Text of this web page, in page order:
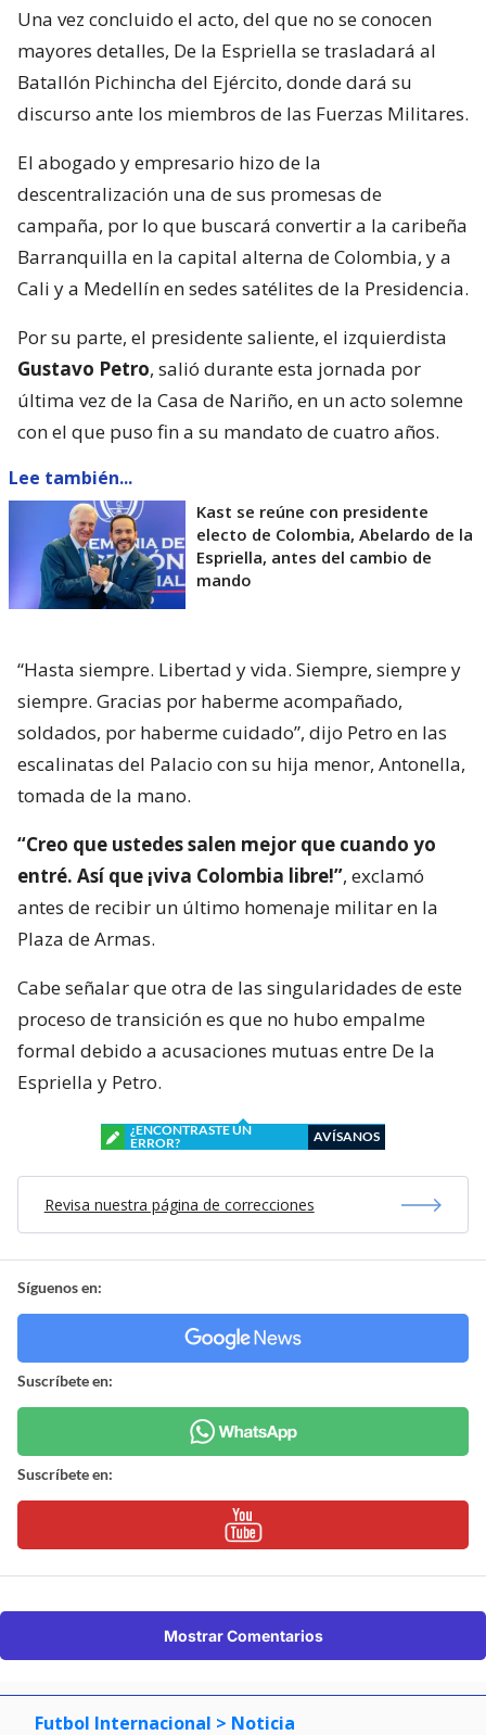
Una vez concluido el acto, del que no se conocen
mayores detalles, De la Espriella se trasladará al
Batallón Pichincha del Ejército, donde dará su
discurso ante los miembros de las Fuerzas Militares.
El abogado y empresario hizo de la
descentralización una de sus promesas de
campaña, por lo que buscará convertir a la caribeña
Barranquilla en la capital alterna de Colombia, y a
Cali y a Medellín en sedes satélites de la Presidencia.
Por su parte, el presidente saliente, el izquierdista
Gustavo Petro, salió durante esta jornada por
última vez de la Casa de Nariño, en un acto solemne
con el que puso fin a su mandato de cuatro años.
Lee también...
Kast se reúne con presidente
electo de Colombia, Abelardo de la
Espriella, antes del cambio de
mando
“Hasta siempre. Libertad y vida. Siempre, siempre y
siempre. Gracias por haberme acompañado,
soldados, por haberme cuidado”, dijo Petro en las
escalinatas del Palacio con su hija menor, Antonella,
tomada de la mano.
“Creo que ustedes salen mejor que cuando yo
entré. Así que ¡viva Colombia libre!”, exclamó
antes de recibir un último homenaje militar en la
Plaza de Armas.
Cabe señalar que otra de las singularidades de este
proceso de transición es que no hubo empalme
formal debido a acusaciones mutuas entre De la
Espriella y Petro.
¿ENCONTRASTE UN
ERROR?
AVÍSANOS
Revisa nuestra página de correcciones
Síguenos en:
Suscríbete en:
Suscríbete en:
Mostrar Comentarios
Futbol Internacional > Noticia